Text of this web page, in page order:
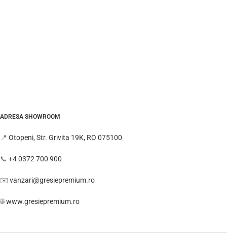
ADRESA SHOWROOM
📍 Otopeni, Str. Grivita 19K, RO 075100
📞 +4 0372 700 900
✉️ vanzari@gresiepremium.ro
🌐www.gresiepremium.ro